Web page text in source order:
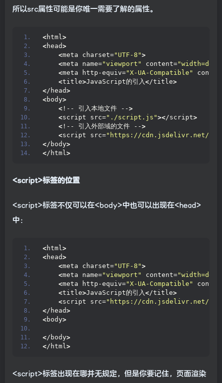
所以src属性可能是你唯一需要了解的属性。
<html>
<head>
<meta charset="UTF-8">
<meta name="viewport" content=
<meta http-equiv="X-UA-Compatible"
<title>JavaScript的引入</title>
</head>
<body>
< !-- 引入本地文件 -->
<script src="./script.js"></script>
< !-- 引入外部域的文件 -->
<script src="https://cdn.jsdelivr.net/
</body>
</html>
<script>标签的位置
<script>标签不仅可以在<body>中也可以出现在<head>
中：
<html>
<head>
<meta charset="UTF-8">
<meta name="viewport" content=
<meta http-equiv="X-UA-Compatible"
<title>JavaScript的引入</title>
<script src="https://cdn.jsdelivr.net/
</head>
<body>
</body>
</html>
<script>标签出现在哪并无规定，但是你要记住，页面渲染